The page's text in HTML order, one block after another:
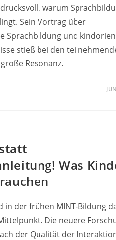
warum
Sein Vortrag über
Sprachbildung und
stieß bei den
Resonanz.
Was
in der frühen MINT-Bildung
Die neuere
der Qualität der